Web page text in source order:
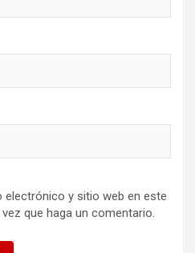
electrónico y sitio web en este
que haga un comentario.